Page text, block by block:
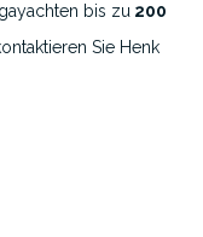
bis zu 200
Sie Henk